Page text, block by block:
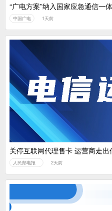
“广电方案”纳入国家应急通信一
中国广电 1天前
关停互联网代理售卡 运营商走
人民邮电报 2天前